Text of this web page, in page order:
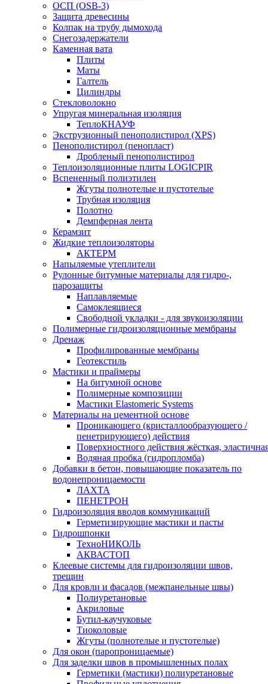
ОСП (OSB-3)
Защита древесины
Колпак на трубу дымохода
Снегозадержатели
Каменная вата
Плиты
Маты
Галтель
Цилиндры
Стекловолокно
Упругая минеральная изоляция
ТеплоКНАУФ
Экструзионный пенополистирол (XPS)
Пенополистирол (пенопласт)
Дробленый пенополистирол
Теплоизоляционные плиты LOGICPIR
Вспененный полиэтилен
Жгуты полнотелые и пустотелые
Трубная изоляция
Полотно
Демпферная лента
Керамзит
Жидкие теплоизоляторы
АКТЕРМ
Напыляемые утеплители
Рулонные битумные материалы для гидро-,
парозащиты
Наплавляемые
Самоклеящиеся
Свободной укладки - для звукоизоляции
Полимерные гидроизоляционные мембраны
Дренаж
Профилированные мембраны
Геотекстиль
Мастики и праймеры
На битумной основе
Полимерные композиции
Мастики Elastomeric Systems
Материалы на цементной основе
Проникающего (кристаллообразующего /
пенетрирующего) действия
Поверхностного действия жёсткая,
Водяная пробка (гидропломба)
Добавки в бетон, повышающие показатель по
водонепроницаемости
ЛАХТА
ПЕНЕТРОН
Гидроизоляция вводов коммуникаций
Герметизирующие мастики и пасты
Гидрошпонки
ТехноНИКОЛЬ
АКВАСТОП
Клеевые системы для гидроизоляции швов,
трещин
Для кровли и фасадов (межпанельные швы)
Полиуретановые
Акриловые
Бутил-каучуковые
Тиоколовые
Жгуты (полнотелые и пустотелые)
Для окон (паропроницаемые)
Для заделки швов в промышленных полах
Герметики (мастики) полиуретановые